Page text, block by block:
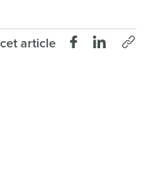
article